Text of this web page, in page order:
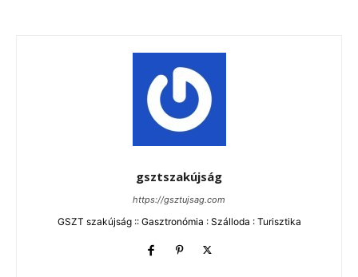
gsztszakújság
https://gsztujsag.com
GSZT szakújság :: Gasztronómia : Szálloda : Turisztika